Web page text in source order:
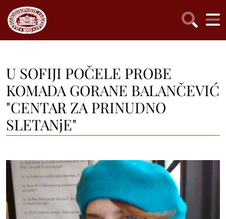
U SOFIJI POČELE PROBE
KOMADA GORANE BALANČEVIĆ
"CENTAR ZA PRINUDNO
SLETANjE"